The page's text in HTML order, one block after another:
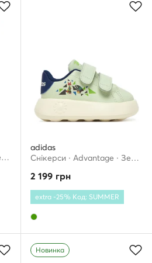
Снікерcи · Campus · Бежевий
adidas
Снікерcи · Advantage · Зелений
2 199 грн
extra -25% Код: SUMMER
Новинка